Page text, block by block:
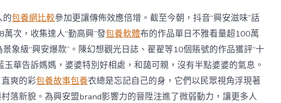
的包養網比較參加更讓傳佈效應倍增。截至今朝，抖音“興安滋味”話
次，收集達人“勤高興”發包養軟體布的作品單日不雅看量超100萬
象級“興安爆款”。陳幻想觀光日誌、翟翟等10個賬號的作品獲評“十
玉華告訴媽媽，婆婆特別好相處，和藹可親，沒有半點婆婆的氣息。
爽的彩包養故事包養衣總是忘記自己的身，它們以民眾視角浮現著
落新貌。為興安盟brand影響力的晉陞注進了微弱動力，讓更多人